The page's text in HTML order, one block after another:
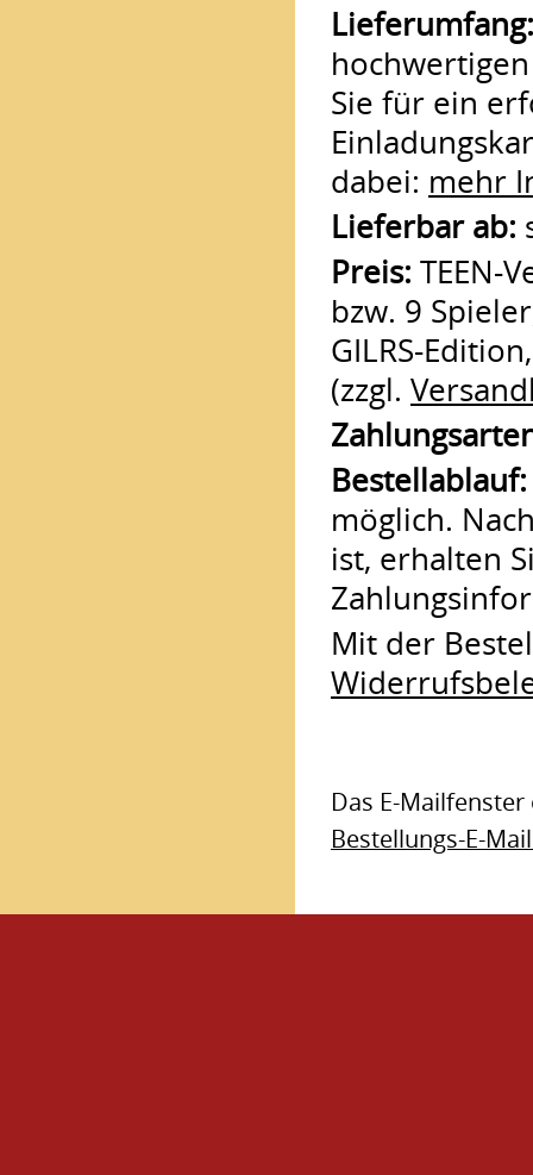
Lieferumfang:
Sie für ein
dabei: mehr
Lieferbar ab:
Preis: TEEN-
bzw. 9
GILRS-
(zzgl.
möglich.
ist, erhalten
Mit der
Das E-
Bestellungs-E-